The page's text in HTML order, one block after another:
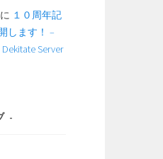
に １０周年記
します！ –
Server